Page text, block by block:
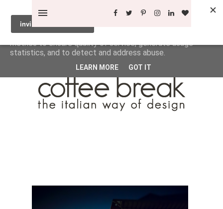
This site uses cookies from Google to deliver its services
and to analyze traffic. Your IP address and user-agent are
shared with Google along with performance and security
metrics to ensure quality of service, generate usage
statistics, and to detect and address abuse.
LEARN MORE GOT IT